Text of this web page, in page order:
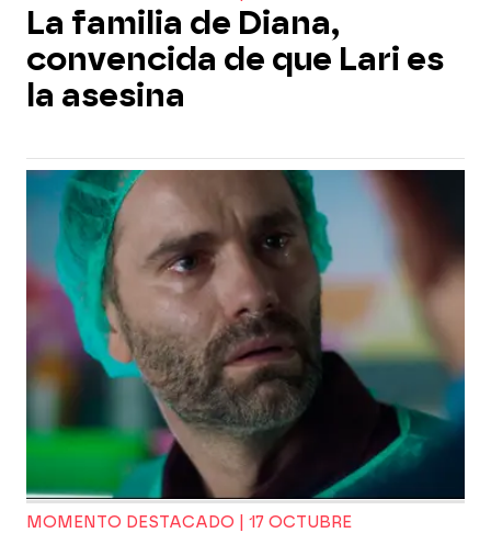
La familia de Diana,
convencida de que Lari es
la asesina
MOMENTO DESTACADO | 17 OCTUBRE